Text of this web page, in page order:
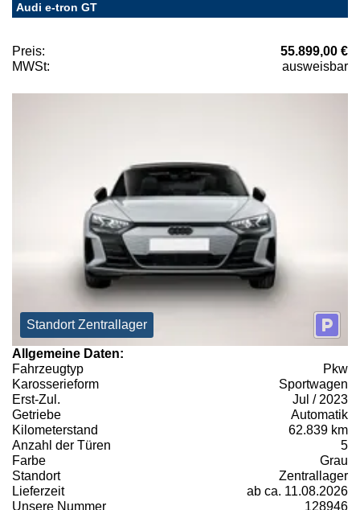
Audi e-tron GT
Preis:
55.899,00 €
MWSt:
ausweisbar
Standort Zentrallager
Allgemeine Daten:
Fahrzeugtyp
Pkw
Karosserieform
Sportwagen
Erst-Zul.
Jul / 2023
Getriebe
Automatik
Kilometerstand
62.839 km
Anzahl der Türen
5
Farbe
Grau
Standort
Zentrallager
Lieferzeit
ab ca. 11.08.2026
Unsere Nummer
128946